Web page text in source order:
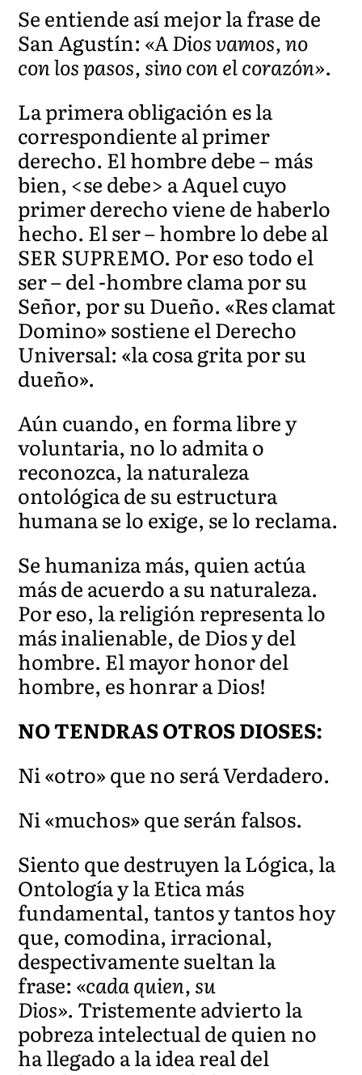
Se entiende así mejor la frase de
San Agustín: «A Dios vamos, no
con los pasos, sino con el corazón».
La primera obligación es la
correspondiente al primer
derecho. El hombre debe – más
bien, <se debe> a Aquel cuyo
primer derecho viene de haberlo
hecho. El ser – hombre lo debe al
SER SUPREMO. Por eso todo el
ser – del -hombre clama por su
Señor, por su Dueño. «Res clamat
Domino» sostiene el Derecho
Universal: «la cosa grita por su
dueño».
Aún cuando, en forma libre y
voluntaria, no lo admita o
reconozca, la naturaleza
ontológica de su estructura
humana se lo exige, se lo reclama.
Se humaniza más, quien actúa
más de acuerdo a su naturaleza.
Por eso, la religión representa lo
más inalienable, de Dios y del
hombre. El mayor honor del
hombre, es honrar a Dios!
NO TENDRAS OTROS DIOSES:
Ni «otro» que no será Verdadero.
Ni «muchos» que serán falsos.
Siento que destruyen la Lógica, la
Ontología y la Etica más
fundamental, tantos y tantos hoy
que, comodina, irracional,
despectivamente sueltan la
frase: «cada quien, su
Dios».Tristemente advierto la
pobreza intelectual de quien no
ha llegado a la idea real del